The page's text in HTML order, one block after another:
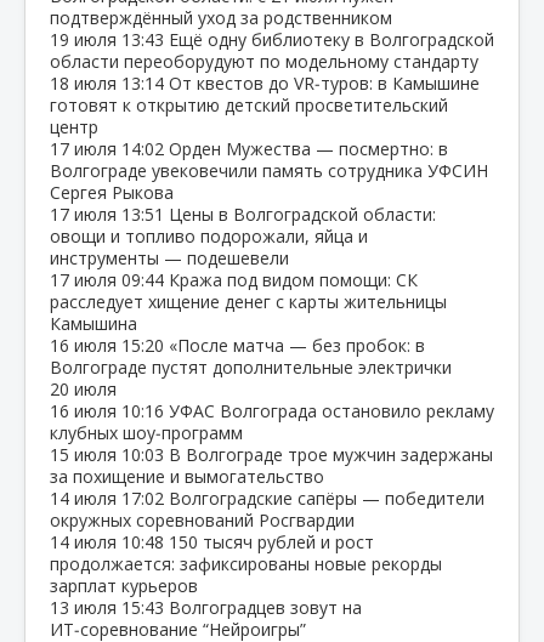
подтверждённый уход за родственником
19 июля 13:43 Ещё одну библиотеку в Волгоградской
области переоборудуют по модельному стандарту
18 июля 13:14 От квестов до VR‑туров: в Камышине
готовят к открытию детский просветительский
центр
17 июля 14:02 Орден Мужества — посмертно: в
Волгограде увековечили память сотрудника УФСИН
Сергея Рыкова
17 июля 13:51 Цены в Волгоградской области:
овощи и топливо подорожали, яйца и
инструменты — подешевели
17 июля 09:44 Кража под видом помощи: СК
расследует хищение денег с карты жительницы
Камышина
16 июля 15:20 «После матча — без пробок: в
Волгограде пустят дополнительные электрички
20 июля
16 июля 10:16 УФАС Волгограда остановило рекламу
клубных шоу‑программ
15 июля 10:03 В Волгограде трое мужчин задержаны
за похищение и вымогательство
14 июля 17:02 Волгоградские сапёры — победители
окружных соревнований Росгвардии
14 июля 10:48 150 тысяч рублей и рост
продолжается: зафиксированы новые рекорды
зарплат курьеров
13 июля 15:43 Волгоградцев зовут на
ИТ‑соревнование “Нейроигры”